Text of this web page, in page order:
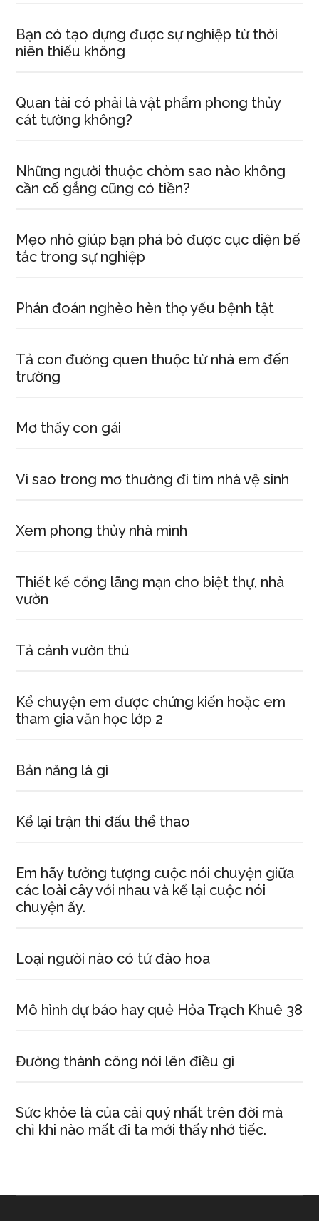
Bạn có tạo dựng được sự nghiệp từ thời
niên thiếu không
Quan tài có phải là vật phẩm phong thủy
cát tường không?
Những người thuộc chòm sao nào không
cần cố gắng cũng có tiền?
Mẹo nhỏ giúp bạn phá bỏ được cục diện bế
tắc trong sự nghiệp
Phán đoán nghèo hèn thọ yếu bệnh tật
Tả con đường quen thuộc từ nhà em đến
trường
Mơ thấy con gái
Vì sao trong mơ thường đi tìm nhà vệ sinh
Xem phong thủy nhà mình
Thiết kế cổng lãng mạn cho biệt thự, nhà
vườn
Tả cảnh vườn thú
Kể chuyện em được chứng kiến hoặc em
tham gia văn học lớp 2
Bản năng là gì
Kể lại trận thi đấu thể thao
Em hãy tưởng tượng cuộc nói chuyện giữa
các loài cây với nhau và kể lại cuộc nói
chuyện ấy.
Loại người nào có tứ đào hoa
Mô hình dự báo hay quẻ Hỏa Trạch Khuê 38
Đường thành công nói lên điều gì
Sức khỏe là của cải quý nhất trên đời mà
chỉ khi nào mất đi ta mới thấy nhớ tiếc.